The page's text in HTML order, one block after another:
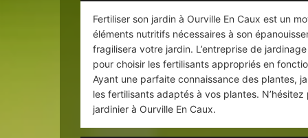
Fertiliser son jardin à Ourville En Caux est un
éléments nutritifs nécessaires à son
fragilisera votre jardin. L’entreprise de
pour choisir les fertilisants appropriés en
Ayant une parfaite connaissance des plantes,
les fertilisants adaptés à vos plantes.
jardinier à Ourville En Caux.